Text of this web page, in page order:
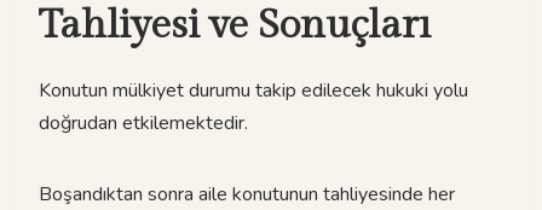
Tahliyesi ve Sonuçları
Konutun mülkiyet durumu takip edilecek hukuki yolu
doğrudan etkilemektedir.
Boşandıktan sonra aile konutunun tahliyesinde her